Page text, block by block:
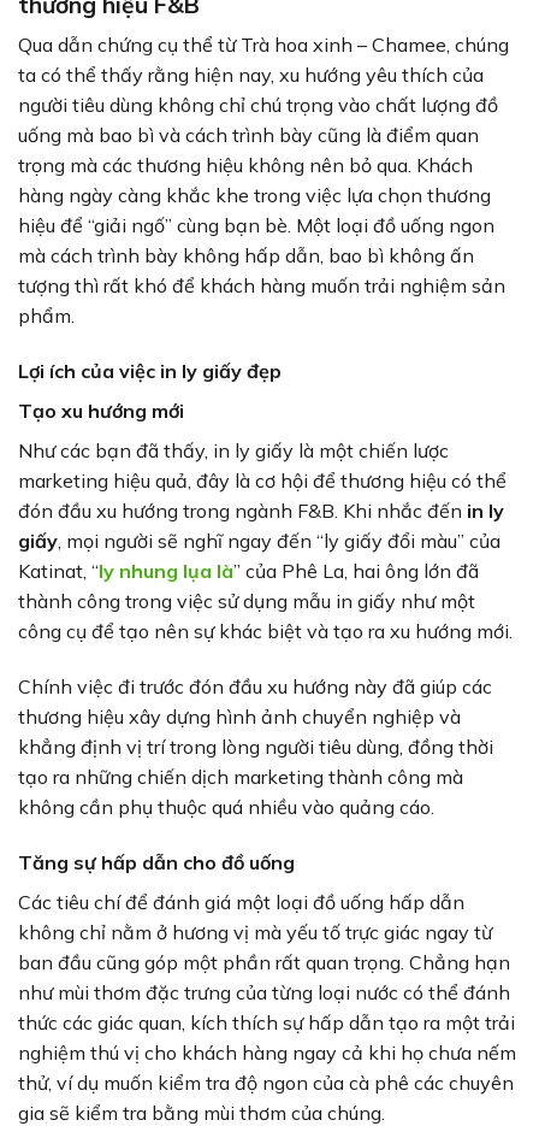
Qua dẫn chứng cụ thể từ Trà hoa xinh – Chamee, chúng
ta có thể thấy rằng hiện nay, xu hướng yêu thích của
người tiêu dùng không chỉ chú trọng vào chất lượng đồ
uống mà bao bì và cách trình bày cũng là điểm quan
trọng mà các thương hiệu không nên bỏ qua. Khách
hàng ngày càng khắc khe trong việc lựa chọn thương
hiệu để “giải ngố” cùng bạn bè. Một loại đồ uống ngon
mà cách trình bày không hấp dẫn, bao bì không ấn
tượng thì rất khó để khách hàng muốn trải nghiệm sản
phẩm.
Lợi ích của việc in ly giấy đẹp
Tạo xu hướng mới
Như các bạn đã thấy, in ly giấy là một chiến lược
marketing hiệu quả, đây là cơ hội để thương hiệu có thể
đón đầu xu hướng trong ngành F&B. Khi nhắc đến in ly
giấy, mọi người sẽ nghĩ ngay đến “ly giấy đổi màu” của
Katinat, “ly nhung lụa là” của Phê La, hai ông lớn đã
thành công trong việc sử dụng mẫu in giấy như một
công cụ để tạo nên sự khác biệt và tạo ra xu hướng mới.
Chính việc đi trước đón đầu xu hướng này đã giúp các
thương hiệu xây dựng hình ảnh chuyển nghiệp và
khẳng định vị trí trong lòng người tiêu dùng, đồng thời
tạo ra những chiến dịch marketing thành công mà
không cần phụ thuộc quá nhiều vào quảng cáo.
Tăng sự hấp dẫn cho đồ uống
Các tiêu chí để đánh giá một loại đồ uống hấp dẫn
không chỉ nằm ở hương vị mà yếu tố trực giác ngay từ
ban đầu cũng góp một phần rất quan trọng. Chẳng hạn
như mùi thơm đặc trưng của từng loại nước có thể đánh
thức các giác quan, kích thích sự hấp dẫn tạo ra một trải
nghiệm thú vị cho khách hàng ngay cả khi họ chưa nếm
thử, ví dụ muốn kiểm tra độ ngon của cà phê các chuyên
gia sẽ kiểm tra bằng mùi thơm của chúng.